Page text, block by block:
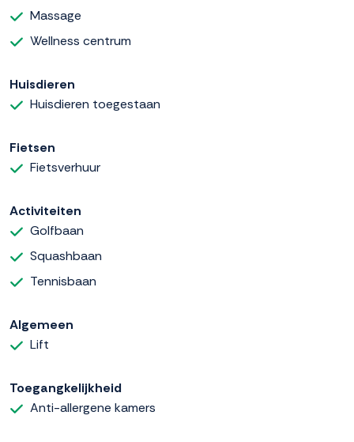
Massage
Wellness centrum
Huisdieren
Huisdieren toegestaan
Fietsen
Fietsverhuur
Activiteiten
Golfbaan
Squashbaan
Tennisbaan
Algemeen
Lift
Toegangkelijkheid
Anti-allergene kamers